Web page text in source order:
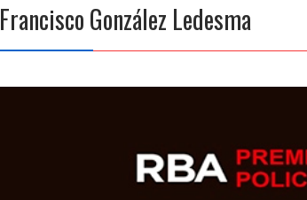
Francisco González Ledesma